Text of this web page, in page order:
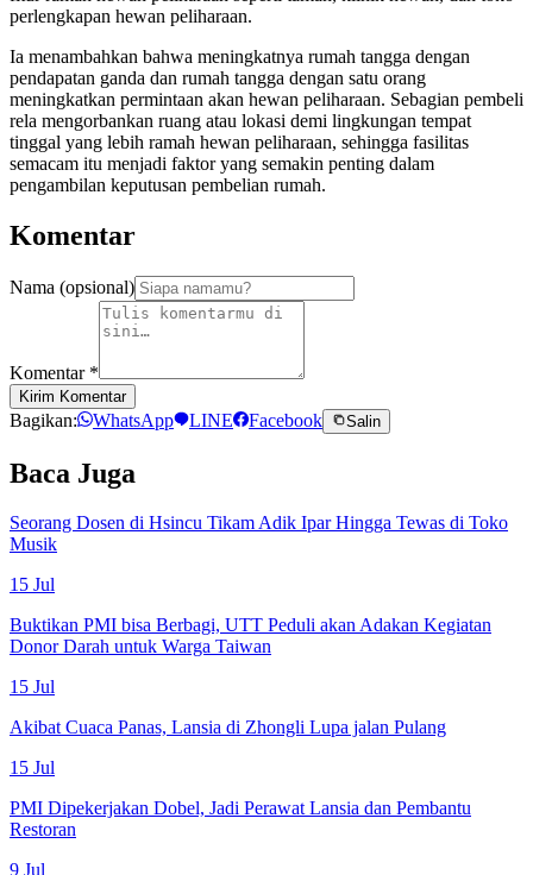
perlengkapan hewan peliharaan.
Ia menambahkan bahwa meningkatnya rumah tangga dengan
pendapatan ganda dan rumah tangga dengan satu orang
meningkatkan permintaan akan hewan peliharaan. Sebagian pembeli
rela mengorbankan ruang atau lokasi demi lingkungan tempat
tinggal yang lebih ramah hewan peliharaan, sehingga fasilitas
semacam itu menjadi faktor yang semakin penting dalam
pengambilan keputusan pembelian rumah.
Komentar
Nama (opsional)
Komentar *
Kirim Komentar
Bagikan: WhatsApp LINE Facebook Salin
Baca Juga
Seorang Dosen di Hsincu Tikam Adik Ipar Hingga Tewas di Toko
Musik
15 Jul
Buktikan PMI bisa Berbagi, UTT Peduli akan Adakan Kegiatan
Donor Darah untuk Warga Taiwan
15 Jul
Akibat Cuaca Panas, Lansia di Zhongli Lupa jalan Pulang
15 Jul
PMI Dipekerjakan Dobel, Jadi Perawat Lansia dan Pembantu
Restoran
9 Jul